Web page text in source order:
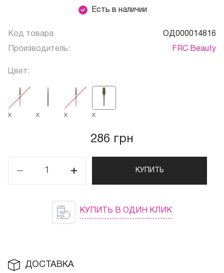
Есть в наличии
Код товара ОД000014816
Производитель: FRC Beauty
Цвет:
X X X X
286 грн
КУПИТЬ
КУПИТЬ В ОДИН КЛИК
ДОСТАВКА